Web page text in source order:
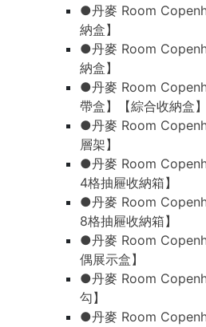
●丹麥 Room
納盒】
●丹麥 Room
納盒】
●丹麥 Room
帶盒】【綜合收納盒】
●丹麥 Room
層架】
●丹麥 Room
4格抽屜收納箱】
●丹麥 Room
8格抽屜收納箱】
●丹麥 Room
偶展示盒】
●丹麥 Room
勾】
●丹麥 Room